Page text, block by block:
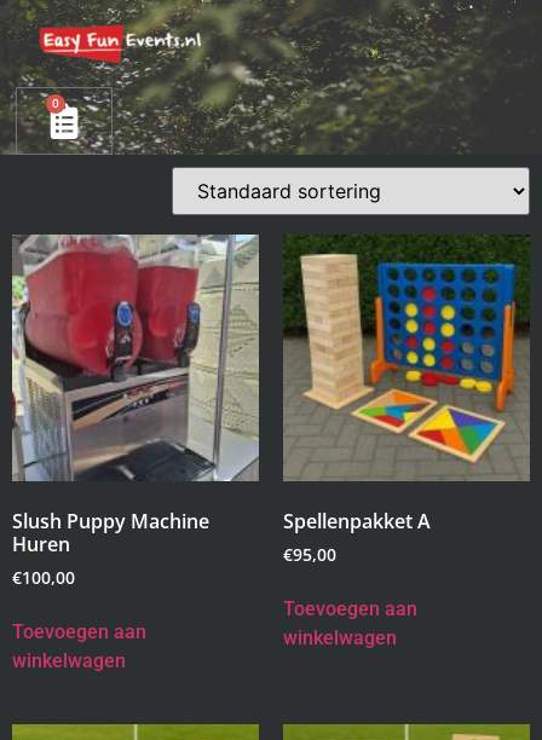
0
Slush Puppy Machine
Huren
€100,00
Toevoegen aan
winkelwagen
Spellenpakket A
€95,00
Toevoegen aan
winkelwagen